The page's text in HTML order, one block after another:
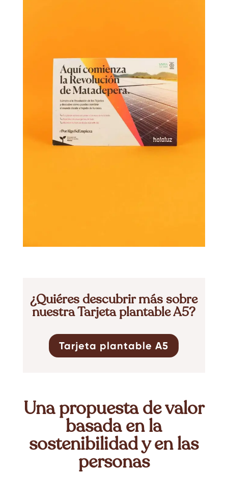
¿Quiéres descubrir más sobre
nuestraTarjeta plantable A5?
Tarjeta plantable A5
Una propuesta de valor
basada en la
sostenibilidad y en las
personas